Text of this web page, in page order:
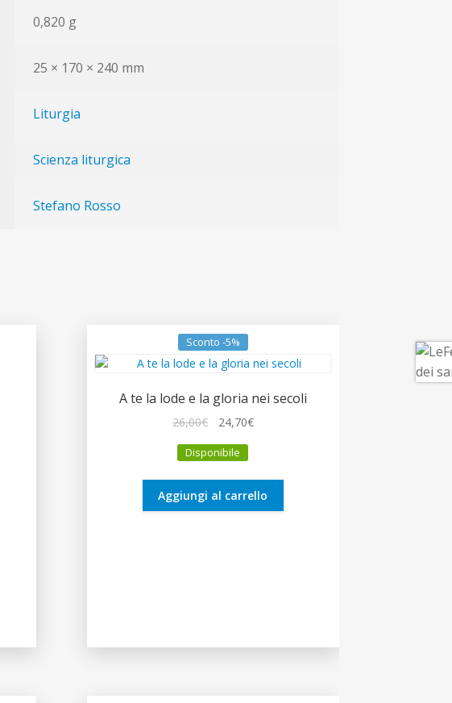
0,820 g
25 × 170 × 240 mm
Liturgia
Scienza liturgica
Stefano Rosso
Sconto -5%
A te la lode e la gloria nei secoli
26,00€
originale
26,00€.
24,70€Il
24,70€.
Disponibile
Aggiungi al carrello